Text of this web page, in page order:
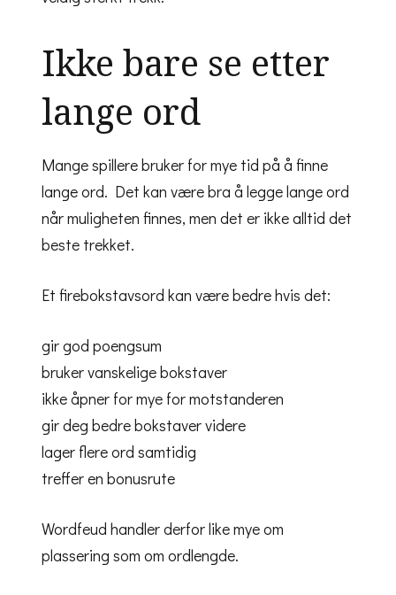
Ikke bare se etter
lange ord
Mange spillere bruker for mye tid på å finne
lange ord. Det kan være bra å legge lange ord
når muligheten finnes, men det er ikke alltid det
beste trekket.
Et firebokstavsord kan være bedre hvis det:
gir god poengsum
bruker vanskelige bokstaver
ikke åpner for mye for motstanderen
gir deg bedre bokstaver videre
lager flere ord samtidig
treffer en bonusrute
Wordfeud handler derfor like mye om
plassering som om ordlengde.